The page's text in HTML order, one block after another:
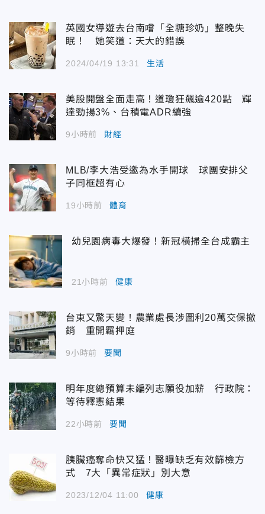
英國女導遊去台南嚐「全糖珍奶」整晚失
眠！ 她笑道：天大的錯誤
2024/04/19 13:31 生活
美股開盤全面走高！道瓊狂飆逾420點 輝
達勁揚3%、台積電ADR續強
9小時前 財經
MLB/李大浩受邀為水手開球 球團安排父
子同框超有心
19小時前 體育
幼兒園病毒大爆發！新冠橫掃全台成霸主
21小時前 健康
台東又驚天變！農業處長涉圖利20萬交保撤
銷 重開羈押庭
9小時前 要聞
明年度總預算未編列志願役加薪 行政院：
等待釋憲結果
22小時前 要聞
胰臟癌奪命快又猛！醫曝缺乏有效篩檢方
式 7大「異常症狀」別大意
2023/12/04 11:00 健康